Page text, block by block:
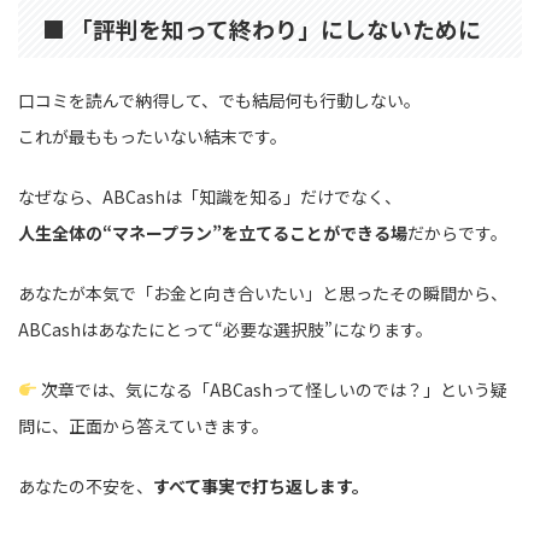
■ 「評判を知って終わり」にしないために
口コミを読んで納得して、でも結局何も行動しない。
これが最ももったいない結末です。
なぜなら、ABCashは「知識を知る」だけでなく、
人生全体の“マネープラン”を立てることができる場だからです。
あなたが本気で「お金と向き合いたい」と思ったその瞬間から、
ABCashはあなたにとって“必要な選択肢”になります。
次章では、気になる「ABCashって怪しいのでは？」という疑
問に、正面から答えていきます。
あなたの不安を、 すべて事実で打ち返します。